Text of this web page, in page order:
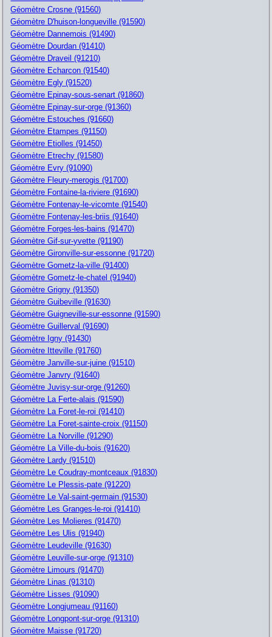
Géomètre Crosne (91560)
Géomètre D'huison-longueville (91590)
Géomètre Dannemois (91490)
Géomètre Dourdan (91410)
Géomètre Draveil (91210)
Géomètre Echarcon (91540)
Géomètre Egly (91520)
Géomètre Epinay-sous-senart (91860)
Géomètre Epinay-sur-orge (91360)
Géomètre Estouches (91660)
Géomètre Etampes (91150)
Géomètre Etiolles (91450)
Géomètre Etrechy (91580)
Géomètre Evry (91090)
Géomètre Fleury-merogis (91700)
Géomètre Fontaine-la-riviere (91690)
Géomètre Fontenay-le-vicomte (91540)
Géomètre Fontenay-les-briis (91640)
Géomètre Forges-les-bains (91470)
Géomètre Gif-sur-yvette (91190)
Géomètre Gironville-sur-essonne (91720)
Géomètre Gometz-la-ville (91400)
Géomètre Gometz-le-chatel (91940)
Géomètre Grigny (91350)
Géomètre Guibeville (91630)
Géomètre Guigneville-sur-essonne (91590)
Géomètre Guillerval (91690)
Géomètre Igny (91430)
Géomètre Itteville (91760)
Géomètre Janville-sur-juine (91510)
Géomètre Janvry (91640)
Géomètre Juvisy-sur-orge (91260)
Géomètre La Ferte-alais (91590)
Géomètre La Foret-le-roi (91410)
Géomètre La Foret-sainte-croix (91150)
Géomètre La Norville (91290)
Géomètre La Ville-du-bois (91620)
Géomètre Lardy (91510)
Géomètre Le Coudray-montceaux (91830)
Géomètre Le Plessis-pate (91220)
Géomètre Le Val-saint-germain (91530)
Géomètre Les Granges-le-roi (91410)
Géomètre Les Molieres (91470)
Géomètre Les Ulis (91940)
Géomètre Leudeville (91630)
Géomètre Leuville-sur-orge (91310)
Géomètre Limours (91470)
Géomètre Linas (91310)
Géomètre Lisses (91090)
Géomètre Longjumeau (91160)
Géomètre Longpont-sur-orge (91310)
Géomètre Maisse (91720)